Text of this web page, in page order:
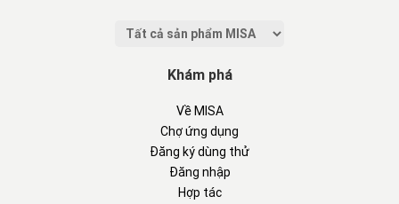
Khám phá
Về MISA
Chợ ứng dụng
Đăng ký dùng thử
Đăng nhập
Hợp tác